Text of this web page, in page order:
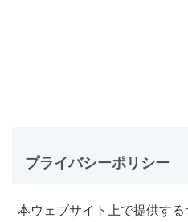
プライバシーポリシー
本ウェブサイト上で提供す